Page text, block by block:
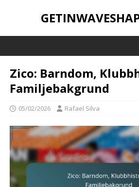
Zico: Barndom,
Familjebakgrund
05/02/2026 Rafael Silva